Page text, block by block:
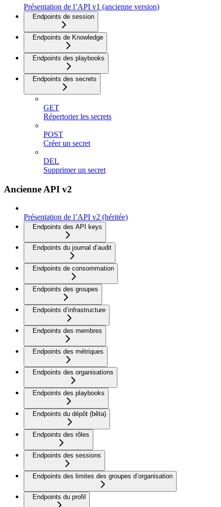
Présentation de l’API v1 (ancienne version)
Endpoints de session
Endpoints de Knowledge
Endpoints des playbooks
Endpoints des secrets
GET
Répertorier les secrets
POST
Créer un secret
DEL
Supprimer un secret
Ancienne API v2
Présentation de l’API v2 (héritée)
Endpoints des API keys
Endpoints du journal d’audit
Endpoints de consommation
Endpoints des groupes
Endpoints d’infrastructure
Endpoints des membres
Endpoints des métriques
Endpoints des organisations
Endpoints des playbooks
Endpoints du dépôt (bêta)
Endpoints des rôles
Endpoints des sessions
Endpoints des limites des groupes d’organisation
Endpoints du profil